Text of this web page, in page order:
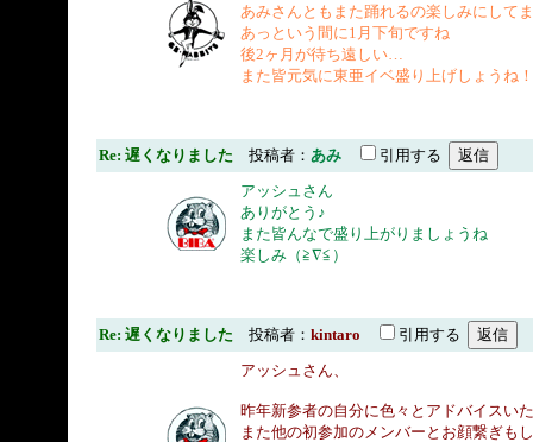
あみさんともまた踊れるの楽しみにして
あっという間に1月下旬ですね
後2ヶ月が待ち遠しい…
また皆元気に東亜イベ盛り上げしょうね！
Re: 遅くなりました 投稿者： あみ
引用する
アッシュさん
ありがとう♪
また皆んなで盛り上がりましょうね
楽しみ（≧∇≦）
Re: 遅くなりました 投稿者： kintaro
引用する
アッシュさん、
昨年新参者の自分に色々とアドバイスい
また他の初参加のメンバーとお顔繋ぎも